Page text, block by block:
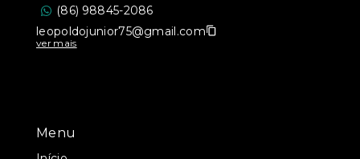
Menu
(86) 98845-2086
leopoldojunior75@gmail.com
ver mais